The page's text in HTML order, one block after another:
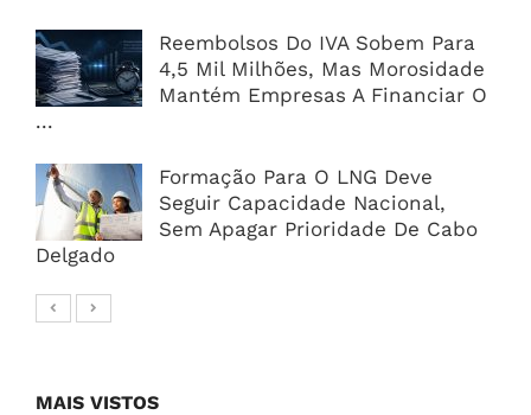
Reembolsos Do IVA Sobem Para
4,5 Mil Milhões, Mas Morosidade
Mantém Empresas A Financiar O
...
Formação Para O LNG Deve
Seguir Capacidade Nacional,
Sem Apagar Prioridade De Cabo
Delgado
MAIS VISTOS